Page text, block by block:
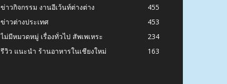
ข่าวกิจกรรม งานอีเว้นท์ต่างต่าง
455
ข่าวต่างประเทศ
453
ไม่มีหมวดหมู่ เรื่องทั่วไป สัพเพเหระ
234
รีวิว แนะนำ ร้านอาหารในเชียงใหม่
163